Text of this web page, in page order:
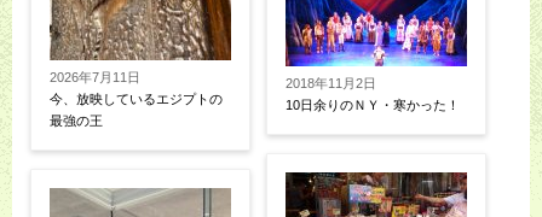
2026年7月11日
今、放映しているエジプトの
最強の王
2018年11月2日
10日余りのＮＹ・寒かった！